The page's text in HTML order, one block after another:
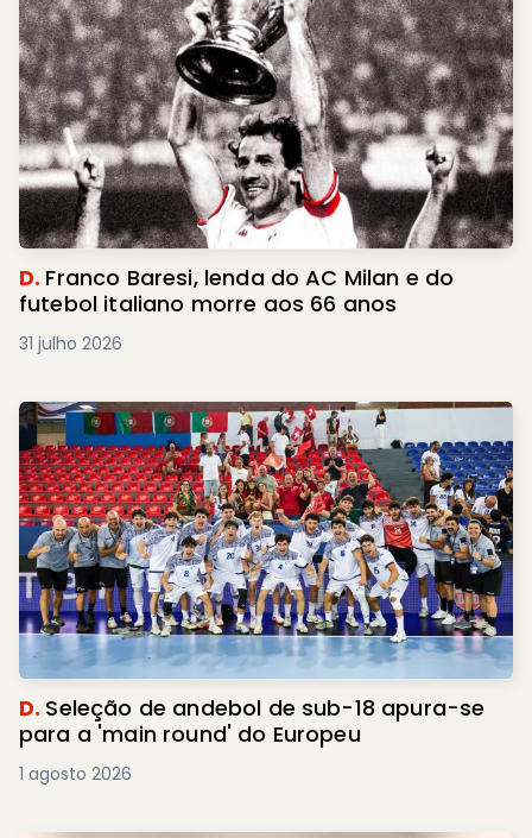
D. Franco Baresi, lenda do AC Milan e do
futebol italiano morre aos 66 anos
31 julho 2026
D. Seleção de andebol de sub-18 apura-se
para a 'main round' do Europeu
1 agosto 2026